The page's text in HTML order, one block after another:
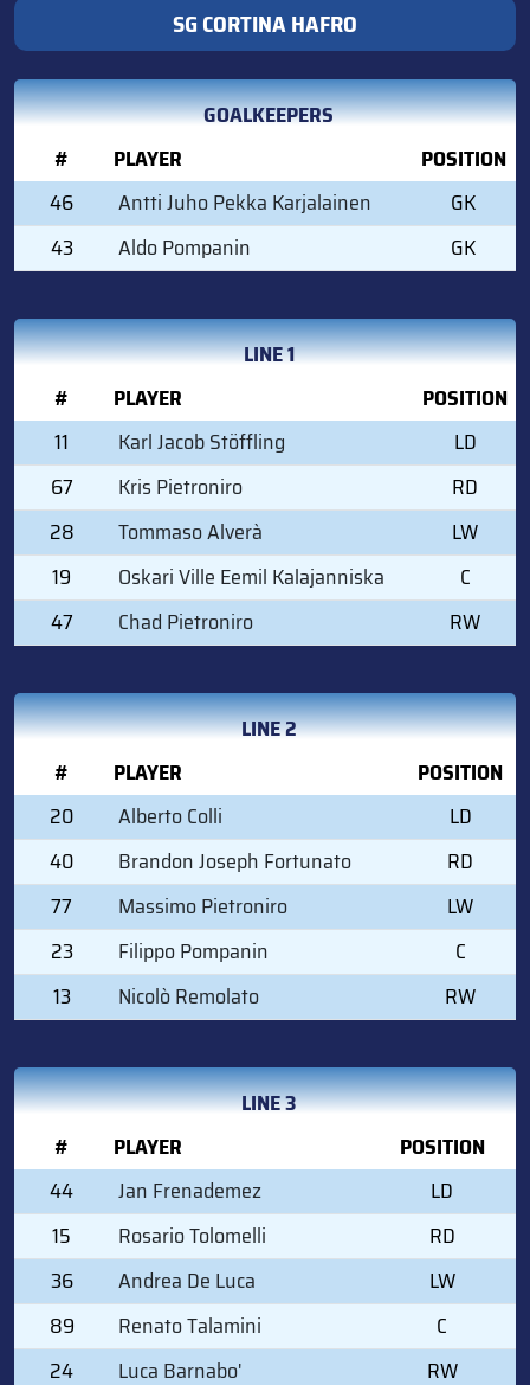
SG CORTINA HAFRO
GOALKEEPERS
#
PLAYER
POSITION
46
Antti Juho Pekka Karjalainen
GK
43
Aldo Pompanin GK
LINE 1
#
PLAYER
POSITION
11
Karl Jacob Stöffling
LD
67
Kris Pietroniro
RD
28
Tommaso Alverà
LW
19
Oskari Ville Eemil Kalajanniska
C
47
Chad Pietroniro RW
LINE 2
#
PLAYER
POSITION
20
Alberto Colli
LD
40
Brandon Joseph Fortunato
RD
77
Massimo Pietroniro
LW
23
Filippo Pompanin
C
13
Nicolò Remolato RW
LINE 3
#
PLAYER
POSITION
44
Jan Frenademez
LD
15
Rosario Tolomelli
RD
36
Andrea De Luca
LW
89
Renato Talamini
C
24
Luca Barnabo' RW